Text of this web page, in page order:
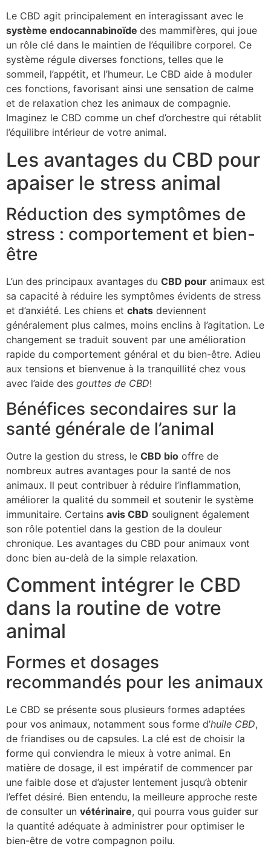
Le CBD agit principalement en interagissant avec le
système endocannabinoïde des mammifères, qui joue
un rôle clé dans le maintien de l’équilibre corporel. Ce
système régule diverses fonctions, telles que le
sommeil, l’appétit, et l’humeur. Le CBD aide à moduler
ces fonctions, favorisant ainsi une sensation de calme
et de relaxation chez les animaux de compagnie.
Imaginez le CBD comme un chef d’orchestre qui rétablit
l’équilibre intérieur de votre animal.
Les avantages du CBD pour
apaiser le stress animal
Réduction des symptômes de
stress : comportement et bien-
être
L’un des principaux avantages du CBD pour animaux est
sa capacité à réduire les symptômes évidents de stress
et d’anxiété. Les chiens et chats deviennent
généralement plus calmes, moins enclins à l’agitation. Le
changement se traduit souvent par une amélioration
rapide du comportement général et du bien-être. Adieu
aux tensions et bienvenue à la tranquillité chez vous
avec l’aide des gouttes de CBD!
Bénéfices secondaires sur la
santé générale de l’animal
Outre la gestion du stress, le CBD bio offre de
nombreux autres avantages pour la santé de nos
animaux. Il peut contribuer à réduire l’inflammation,
améliorer la qualité du sommeil et soutenir le système
immunitaire. Certains avis CBD soulignent également
son rôle potentiel dans la gestion de la douleur
chronique. Les avantages du CBD pour animaux vont
donc bien au-delà de la simple relaxation.
Comment intégrer le CBD
dans la routine de votre
animal
Formes et dosages
recommandés pour les animaux
Le CBD se présente sous plusieurs formes adaptées
pour vos animaux, notamment sous forme d’huile CBD,
de friandises ou de capsules. La clé est de choisir la
forme qui conviendra le mieux à votre animal. En
matière de dosage, il est impératif de commencer par
une faible dose et d’ajuster lentement jusqu’à obtenir
l’effet désiré. Bien entendu, la meilleure approche reste
de consulter un vétérinaire, qui pourra vous guider sur
la quantité adéquate à administrer pour optimiser le
bien-être de votre compagnon poilu.